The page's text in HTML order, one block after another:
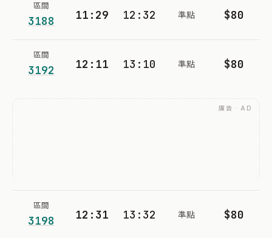
區間
3188 11:29 12:32 準點 $80
區間
3192 12:11 13:10 準點 $80
廣告 · AD
區間
3198 12:31 13:32 準點 $80